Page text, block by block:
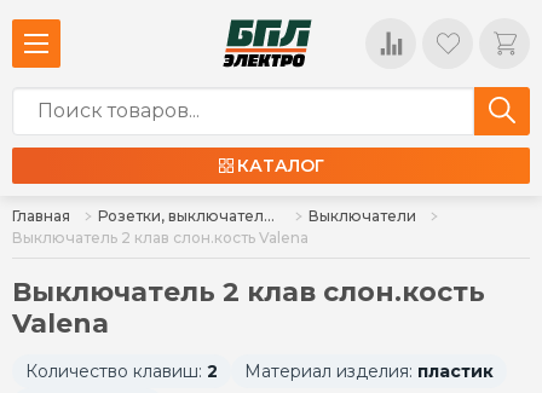
КАТАЛОГ
Главная Розетки, выключатели, установочные коробки
Выключатели
Выключатель 2 клав слон.кость Valena
Выключатель 2 клав слон.кость
Valena
Количество клавиш: 2 Материал изделия: пластик